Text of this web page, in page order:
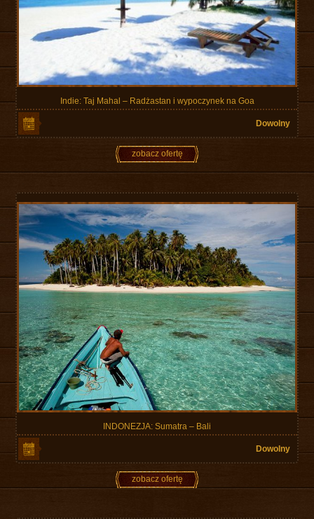
Indie: Taj Mahal – Radżastan i wypoczynek na Goa
Dowolny
zobacz ofertę
INDONEZJA: Sumatra – Bali
Dowolny
zobacz ofertę